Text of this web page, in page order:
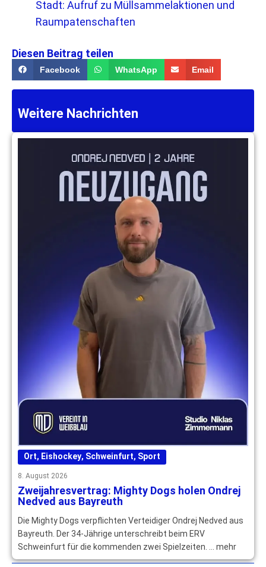
Stadt: Aufruf zu Müllsammelaktionen und
Raumpatenschaften
Diesen Beitrag teilen
Facebook WhatsApp Email
Weitere Nachrichten
Ort, Eishockey, Schweinfurt, Sport
8. August 2026
Zweijahresvertrag: Mighty Dogs holen Ondrej
Nedved aus Bayreuth
Die Mighty Dogs verpflichten Verteidiger Ondrej Nedved aus
Bayreuth. Der 34-Jährige unterschreibt beim ERV
Schweinfurt für die kommenden zwei Spielzeiten. … mehr